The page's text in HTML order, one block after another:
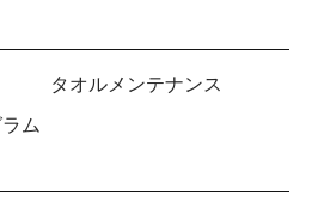
タオルメンテナンス
ム